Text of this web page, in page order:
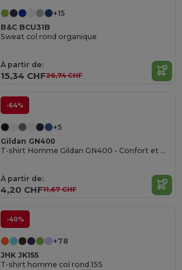
+15
B&C BCU31B
Sweat col rond organique
À partir de:
15,34 CHF26,74 CHF
-64%
+5
Gildan GN400
T-shirt Homme Gildan GN400 - Confort et Qualité Supérieure
À partir de:
4,20 CHF11,67 CHF
-40%
+78
JHK JK155
T-shirt homme col rond 155